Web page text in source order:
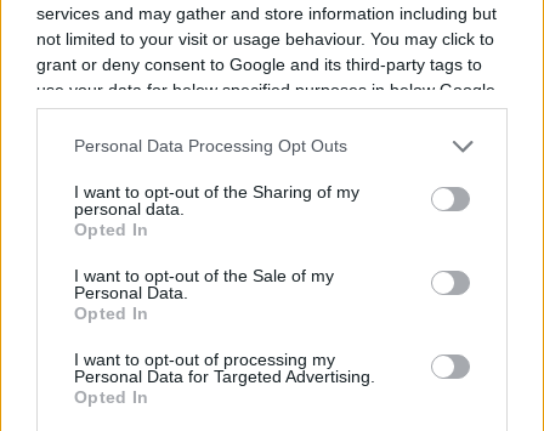
services and may gather and store information including but
not limited to your visit or usage behaviour. You may click to
grant or deny consent to Google and its third-party tags to
use your data for below specified purposes in below Google
consent section.
Personal Data Processing Opt Outs
I want to opt-out of the Sharing of my
personal data.
Opted In
I want to opt-out of the Sale of my
Personal Data.
Opted In
I want to opt-out of processing my
Personal Data for Targeted Advertising.
Opted In
d'expérience dans le Top 14."
Le défi, moteur de Tommaso
Loin de se laisser impressionner,
l'international transalpin assume
pleinement l'ampleur de la tâche qui se
profile à l'horizon : "
Ce sera certainement
difficile de pouvoir intégrer l'équipe et de
pouvoir entrer dans le quinze de départ. Le
défi est énorme.